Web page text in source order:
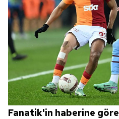
Fanatik'in haberine